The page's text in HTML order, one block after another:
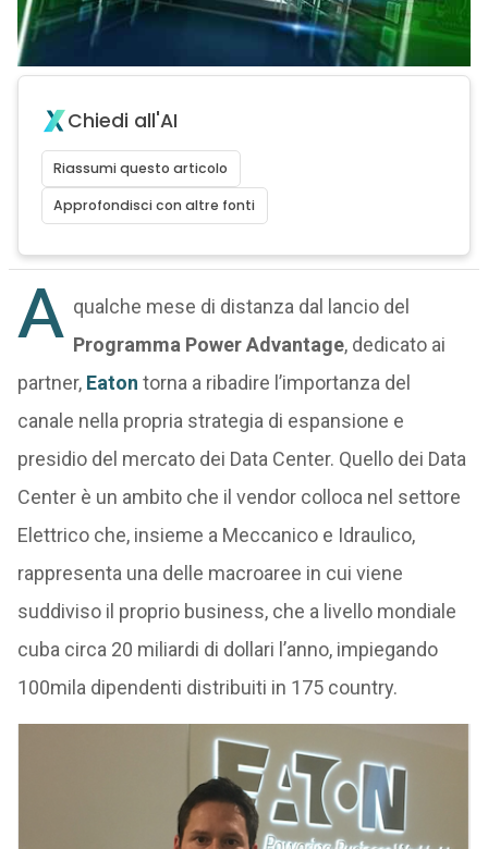
Chiedi all'AI
Riassumi questo articolo
Approfondisci con altre fonti
A qualche mese di distanza dal lancio del
Programma Power Advantage, dedicato ai
partner, Eaton torna a ribadire l’importanza del
canale nella propria strategia di espansione e
presidio del mercato dei Data Center. Quello dei Data
Center è un ambito che il vendor colloca nel settore
Elettrico che, insieme a Meccanico e Idraulico,
rappresenta una delle macroaree in cui viene
suddiviso il proprio business, che a livello mondiale
cuba circa 20 miliardi di dollari l’anno, impiegando
100mila dipendenti distribuiti in 175 country.